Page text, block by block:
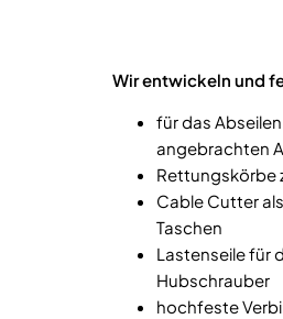
Wir entwickeln und
für das
angebrachten
Rettungskörbe
Cable Cutter
Taschen
Lastenseile für
Hubschrauber
hochfeste